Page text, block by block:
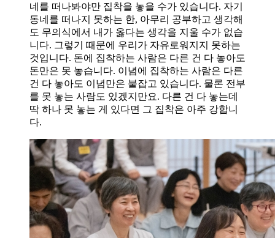
네를 떠나봐야만 집착을 놓을 수가 있습니다. 자기
동네를 떠나지 못하는 한, 아무리 공부하고 생각해
도 무의식에서 내가 옳다는 생각을 지울 수가 없습
니다. 그렇기 때문에 우리가 자유로워지지 못하는
것입니다. 돈에 집착하는 사람은 다른 건 다 놓아도
돈만은 못 놓습니다. 이념에 집착하는 사람은 다른
건 다 놓아도 이념만은 붙잡고 있습니다. 물론 전부
를 못 놓는 사람도 있겠지만요. 다른 건 다 놓는데
딱 하나 못 놓는 게 있다면 그 집착은 아주 강합니
다.